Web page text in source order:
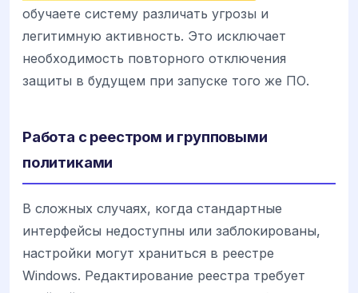
обучаете систему различать угрозы и
легитимную активность. Это исключает
необходимость повторного отключения
защиты в будущем при запуске того же ПО.
Работа с реестром и групповыми
политиками
В сложных случаях, когда стандартные
интерфейсы недоступны или заблокированы,
настройки могут храниться в реестре
Windows. Редактирование реестра требует